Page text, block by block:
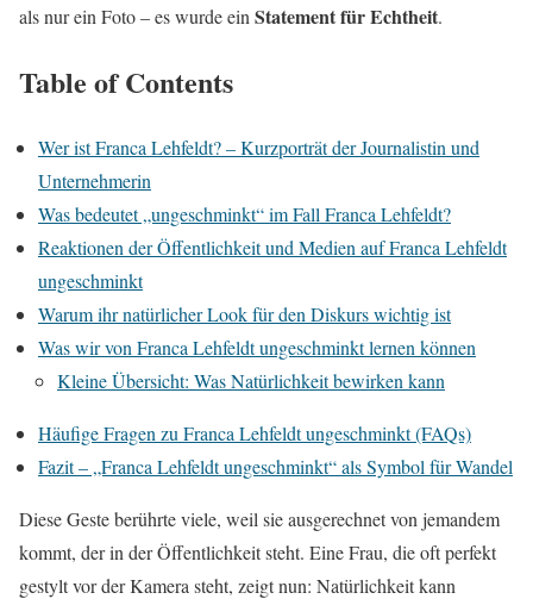
als nur ein Foto – es wurde ein Statement für Echtheit.
Table of Contents
Wer ist Franca Lehfeldt? – Kurzporträt der Journalistin und
Unternehmerin
Was bedeutet „ungeschminkt“ im Fall Franca Lehfeldt?
Reaktionen der Öffentlichkeit und Medien auf Franca Lehfeldt
ungeschminkt
Warum ihr natürlicher Look für den Diskurs wichtig ist
Was wir von Franca Lehfeldt ungeschminkt lernen können
Kleine Übersicht: Was Natürlichkeit bewirken kann
Häufige Fragen zu Franca Lehfeldt ungeschminkt (FAQs)
Fazit – „Franca Lehfeldt ungeschminkt“ als Symbol für Wandel
Diese Geste berührte viele, weil sie ausgerechnet von jemandem
kommt, der in der Öffentlichkeit steht. Eine Frau, die oft perfekt
gestylt vor der Kamera steht, zeigt nun: Natürlichkeit kann